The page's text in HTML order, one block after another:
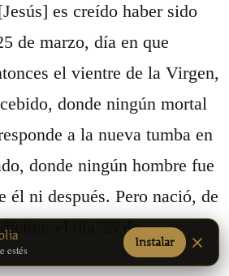
es creído haber sido
de marzo, día en que
el vientre de la Virgen,
donde ningún mortal
a la nueva tumba en
donde ningún hombre fue
él ni después. Pero nació, de
el día 25 de
estés
Instalar